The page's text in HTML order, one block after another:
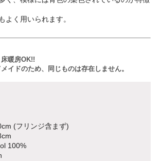
よく用いられます。
暖房OK!!
イドのため、同じものは存在しません。
(フリンジ含まず)
100%